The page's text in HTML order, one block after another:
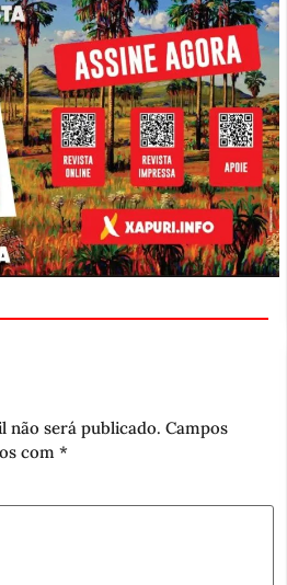
não será publicado. Campos
com *